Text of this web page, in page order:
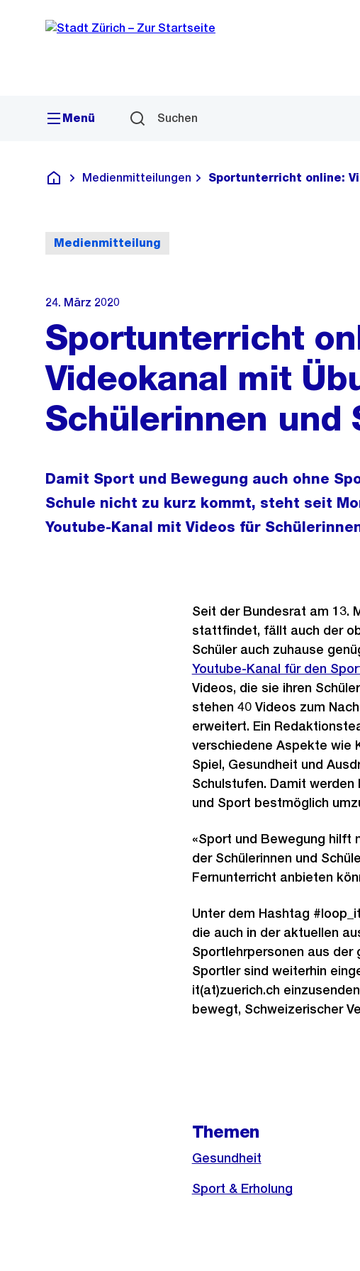
Navigation
Sprunglink
Menü Suchen
Deutsch
Medienmitteilungen Sportunterricht online:
Medienmitteilung
24. März 2020
Sportunterricht
Videokanal mit
Schülerinnen und
Damit Sport und Bewegung auch ohne
Schule nicht zu kurz kommt, steht seit
Youtube-Kanal mit Videos für
Seit der Bundesrat am 13.
stattfindet, fällt auch der
Schüler auch zuhause
Youtube-Kanal für den
Videos, die sie ihren
stehen 40 Videos zum
erweitert. Ein
verschiedene Aspekte wie
Spiel, Gesundheit und
Schulstufen. Damit
und Sport bestmöglich
«Sport und Bewegung hilft
der Schülerinnen und
Fernunterricht anbieten
Unter dem Hashtag
die auch in der aktuellen
Sportlehrpersonen aus der
Sportler sind weiterhin
it(at)zuerich.ch
bewegt, Schweizerischer
Themen
Gesundheit
Sport & Erholung